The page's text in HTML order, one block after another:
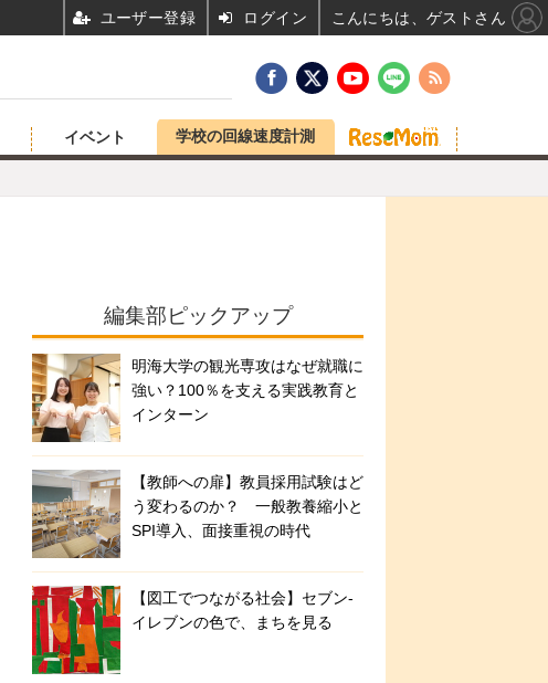
イベント 学校の回線速度計測
編集部ピックアップ
明海大学の観光専攻はなぜ就職に
強い？100％を支える実践教育と
インターン
【教師への扉】教員採用試験はど
う変わるのか？ 一般教養縮小と
SPI導入、面接重視の時代
【図工でつながる社会】セブン‐
イレブンの色で、まちを見る
ユーザー登録 ログイン こんにちは、ゲストさん